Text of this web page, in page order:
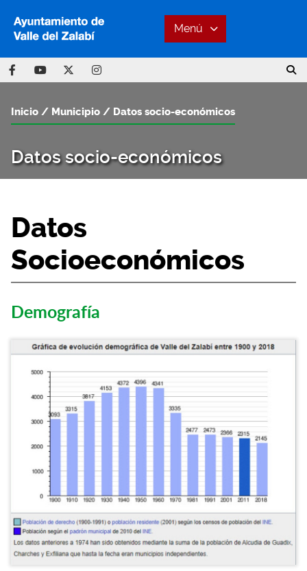
Menú
Datos socio-económicos
Inicio Municipio Datos socio-económicos
Datos
Socioeconómicos
Demografía